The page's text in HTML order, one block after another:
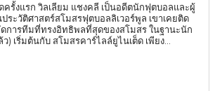
รั้งแรก วิลเลียม แชงคลี เป็นอดีตนักฟุตบอลและผู้
ะวัติศาสตร์สโมสรฟุตบอลลิเวอร์พูล เขาเคยติด
ที่ทรงอิทธิพลที่สุดของสโมสร ในฐานะนัก
ริ่มต้นกับ สโมสรคาร์ไลล์ยูไนเต็ด เพียง...